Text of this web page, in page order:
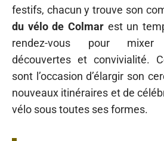
festifs, chacun y trouve son
du vélo de Colmarest un
rendez-vous pour mixer
découvertes et convivialité.
sont l’occasion d’élargir son
nouveaux itinéraires et de
vélo sous toutes ses formes.